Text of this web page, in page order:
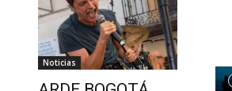
Noticias